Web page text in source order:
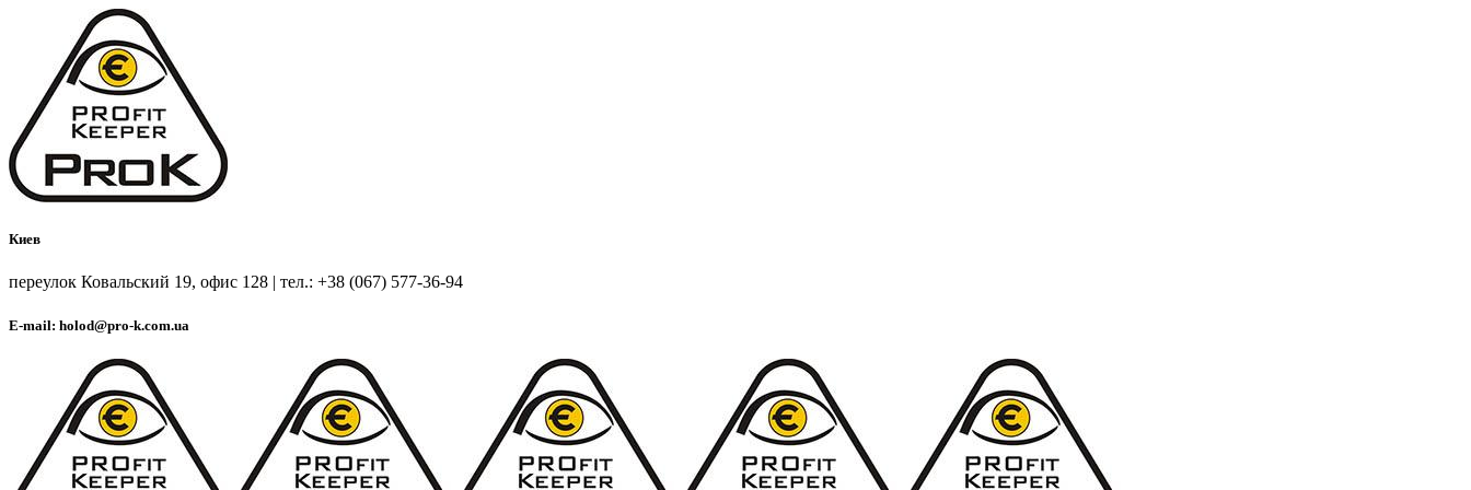
Киев
переулок Ковальский 19, офис 128 | тел.: +38 (067) 577-36-94
E-mail: holod@pro-k.com.ua